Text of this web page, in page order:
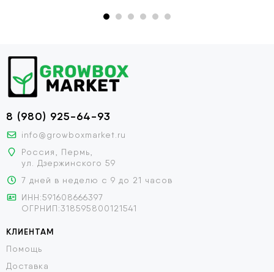
8 (980) 925-64-93
info@growboxmarket.ru
Россия, Пермь,
ул. Дзержинского 59
7 дней в неделю с 9 до 21 часов
ИНН:591608666397
ОГРНИП:318595800121541
КЛИЕНТАМ
Помощь
Доставка